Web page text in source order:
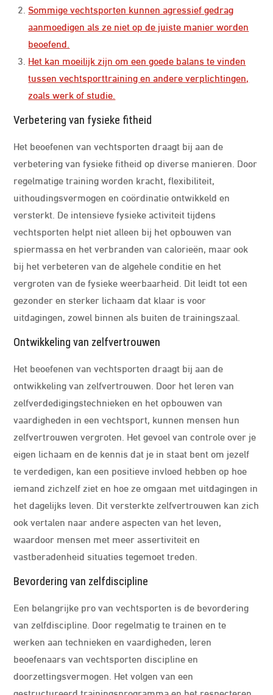
Sommige vechtsporten kunnen agressief gedrag
aanmoedigen als ze niet op de juiste manier worden
beoefend.
Het kan moeilijk zijn om een goede balans te vinden
tussen vechtsporttraining en andere verplichtingen,
zoals werk of studie.
Verbetering van fysieke fitheid
Het beoefenen van vechtsporten draagt bij aan de
verbetering van fysieke fitheid op diverse manieren. Door
regelmatige training worden kracht, flexibiliteit,
uithoudingsvermogen en coördinatie ontwikkeld en
versterkt. De intensieve fysieke activiteit tijdens
vechtsporten helpt niet alleen bij het opbouwen van
spiermassa en het verbranden van calorieën, maar ook
bij het verbeteren van de algehele conditie en het
vergroten van de fysieke weerbaarheid. Dit leidt tot een
gezonder en sterker lichaam dat klaar is voor
uitdagingen, zowel binnen als buiten de trainingszaal.
Ontwikkeling van zelfvertrouwen
Het beoefenen van vechtsporten draagt bij aan de
ontwikkeling van zelfvertrouwen. Door het leren van
zelfverdedigingstechnieken en het opbouwen van
vaardigheden in een vechtsport, kunnen mensen hun
zelfvertrouwen vergroten. Het gevoel van controle over je
eigen lichaam en de kennis dat je in staat bent om jezelf
te verdedigen, kan een positieve invloed hebben op hoe
iemand zichzelf ziet en hoe ze omgaan met uitdagingen in
het dagelijks leven. Dit versterkte zelfvertrouwen kan zich
ook vertalen naar andere aspecten van het leven,
waardoor mensen met meer assertiviteit en
vastberadenheid situaties tegemoet treden.
Bevordering van zelfdiscipline
Een belangrijke pro van vechtsporten is de bevordering
van zelfdiscipline. Door regelmatig te trainen en te
werken aan technieken en vaardigheden, leren
beoefenaars van vechtsporten discipline en
doorzettingsvermogen. Het volgen van een